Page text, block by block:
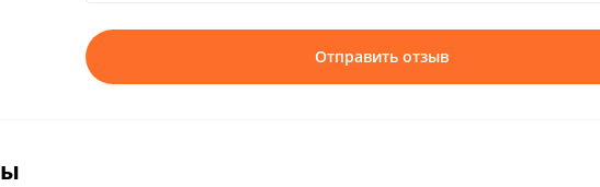
Отправить отзыв